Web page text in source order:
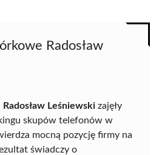
Radosław
Leśniewski zajęły
skupów telefonów w
mocną pozycję firmy na
świadczy o